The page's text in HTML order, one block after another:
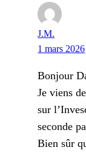
J.M.
1 mars 2026
Bonjour
Je viens
sur
seconde
Bien sûr